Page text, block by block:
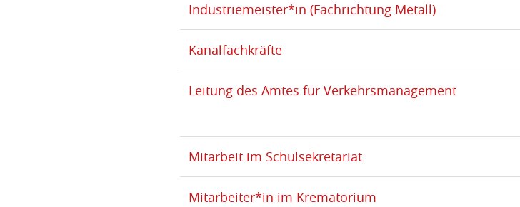
Industriemeister*in (Fachrichtung Metall)
Kanalfachkräfte
Leitung des Amtes für Verkehrsmanagement
Mitarbeit im Schulsekretariat
Mitarbeiter*in im Krematorium